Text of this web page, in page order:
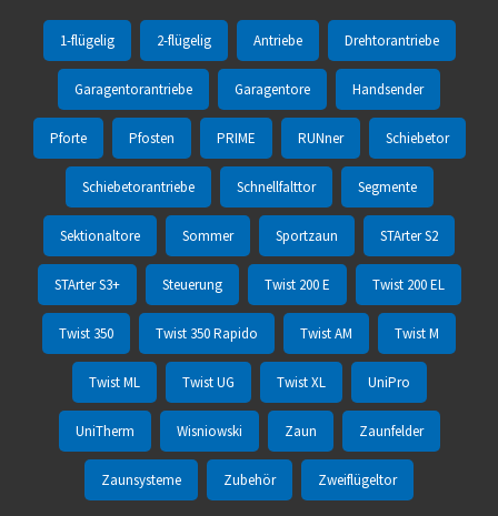
1-flügelig 2-flügelig Antriebe Drehtorantriebe
Garagentorantriebe Garagentore Handsender
Pforte Pfosten PRIME RUNner Schiebetor
Schiebetorantriebe Schnellfalttor Segmente
Sektionaltore Sommer Sportzaun STArter S2
STArter S3+ Steuerung Twist 200 E Twist 200 EL
Twist 350 Twist 350 Rapido Twist AM Twist M
Twist ML Twist UG Twist XL UniPro
UniTherm Wisniowski Zaun Zaunfelder
Zaunsysteme Zubehör Zweiflügeltor